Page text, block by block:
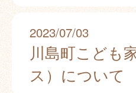
2023/07/03
川島町こども
ス）について